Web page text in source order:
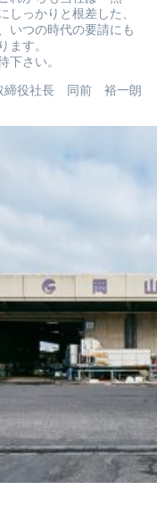
しっかりと根差した、
いつの時代の要請にも
ます。
下さい。
締役社長 同前 裕一朗